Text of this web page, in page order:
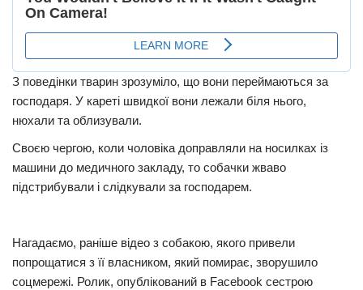
З поведінки тварин зрозуміло, що вони переймаються за
господаря. У кареті швидкої вони лежали біля нього,
нюхали та облизували.
Своєю чергою, коли чоловіка доправляли на носилках із
машини до медичного закладу, то собачки жваво
підстрибували і слідкували за господарем.
Нагадаємо, раніше відео з собакою, якого привели
попрощатися з її власником, який помирає, зворушило
соцмережі. Ролик, опублікований в Facebook сестрою